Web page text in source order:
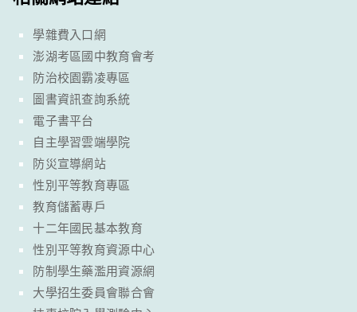
學雜費入口網
澎湖考區國中教育會考
防治校園霸凌專區
圖書資訊查詢系統
電子書平台
自主學習雲端學院
防災宣導網站
性別平等教育專區
教育儲蓄專戶
十二年國民基本教育
性別平等教育資源中心
防制學生藥濫用資源網
大學招生委員會聯合會